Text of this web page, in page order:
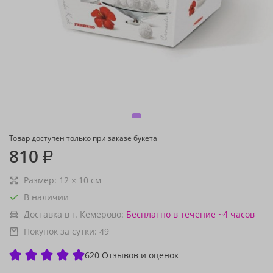
Товар доступен только при заказе букета
810 ₽
Размер: 12 × 10 см
В наличии
Доставка в г. Кемерово: Бесплатно в течение ~4 часов
Покупок за сутки: 49
620 Отзывов и оценок